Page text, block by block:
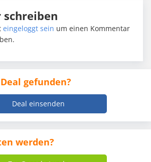
eingeloggt sein um einen Kommentar
gefunden?
Deal einsenden
werden?